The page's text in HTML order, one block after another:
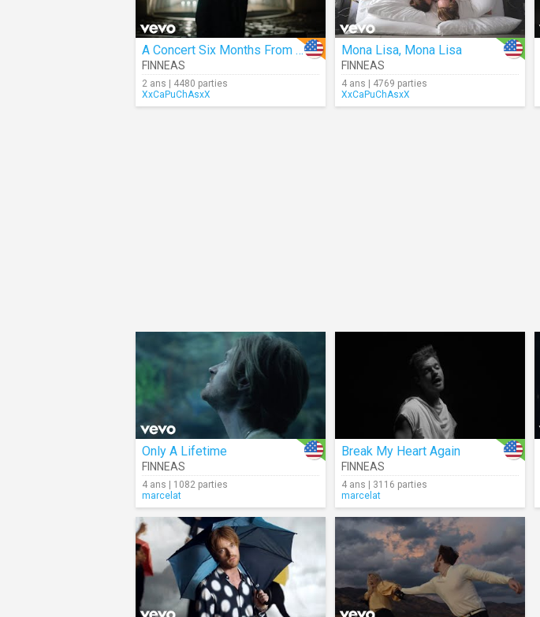
A Concert Six Months From Now
FINNEAS
2 ans | 4480 parties
XxCaPuChAsxX
Mona Lisa, Mona Lisa
FINNEAS
4 ans | 4769 parties
XxCaPuChAsxX
Only A Lifetime
FINNEAS
4 ans | 1082 parties
marcelat
Break My Heart Again
FINNEAS
4 ans | 3116 parties
marcelat